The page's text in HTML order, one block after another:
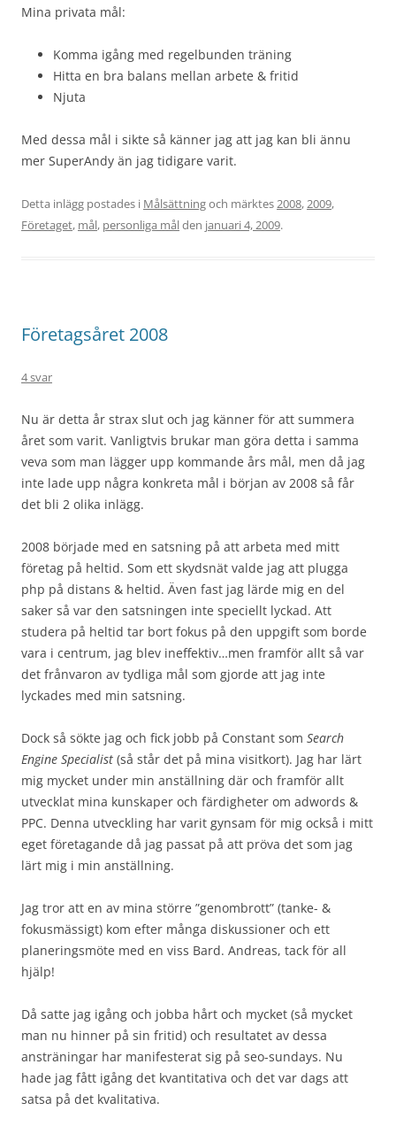
Mina privata mål:
Komma igång med regelbunden träning
Hitta en bra balans mellan arbete & fritid
Njuta
Med dessa mål i sikte så känner jag att jag kan bli ännu
mer SuperAndy än jag tidigare varit.
Detta inlägg postades i Målsättningoch märktes2008,2009,
Företaget, mål, personliga målden januari 4, 2009.
Företagsåret 2008
4 svar
Nu är detta år strax slut och jag känner för att summera
året som varit. Vanligtvis brukar man göra detta i samma
veva som man lägger upp kommande års mål, men då jag
inte lade upp några konkreta mål i början av 2008 så får
det bli 2 olika inlägg.
2008 började med en satsning på att arbeta med mitt
företag på heltid. Som ett skydsnät valde jag att plugga
php på distans & heltid. Även fast jag lärde mig en del
saker så var den satsningen inte speciellt lyckad. Att
studera på heltid tar bort fokus på den uppgift som borde
vara i centrum, jag blev ineffektiv…men framför allt så var
det frånvaron av tydliga mål som gjorde att jag inte
lyckades med min satsning.
Dock så sökte jag och fick jobb på Constant som Search
Engine Specialist (så står det på mina visitkort). Jag har lärt
mig mycket under min anställning där och framför allt
utvecklat mina kunskaper och färdigheter om adwords &
PPC. Denna utveckling har varit gynsam för mig också i mitt
eget företagande då jag passat på att pröva det som jag
lärt mig i min anställning.
Jag tror att en av mina större ”genombrott” (tanke- &
fokusmässigt) kom efter många diskussioner och ett
planeringsmöte med en viss Bard. Andreas, tack för all
hjälp!
Då satte jag igång och jobba hårt och mycket (så mycket
man nu hinner på sin fritid) och resultatet av dessa
ansträningar har manifesterat sig på seo-sundays. Nu
hade jag fått igång det kvantitativa och det var dags att
satsa på det kvalitativa.